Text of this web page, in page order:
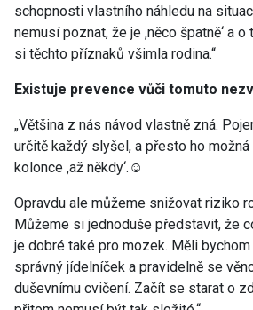
schopnosti vlastního náhledu na
nemusí poznat, že je ‚něco špatně‘ a
si těchto příznaků všimla rodina.“
Existuje prevence vůči tomuto
„Většina z nás návod vlastně zná.
určitě každý slyšel, a přesto ho
kolonce ‚až někdy‘.☺
Opravdu ale můžeme snižovat riziko
Můžeme si jednoduše představit, že
je dobré také pro mozek. Měli
správný jídelníček a pravidelně se
duševnímu cvičení. Začít se starat o